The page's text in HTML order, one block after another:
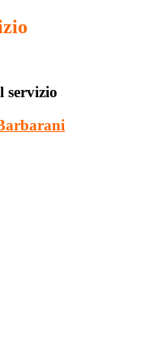
servizio